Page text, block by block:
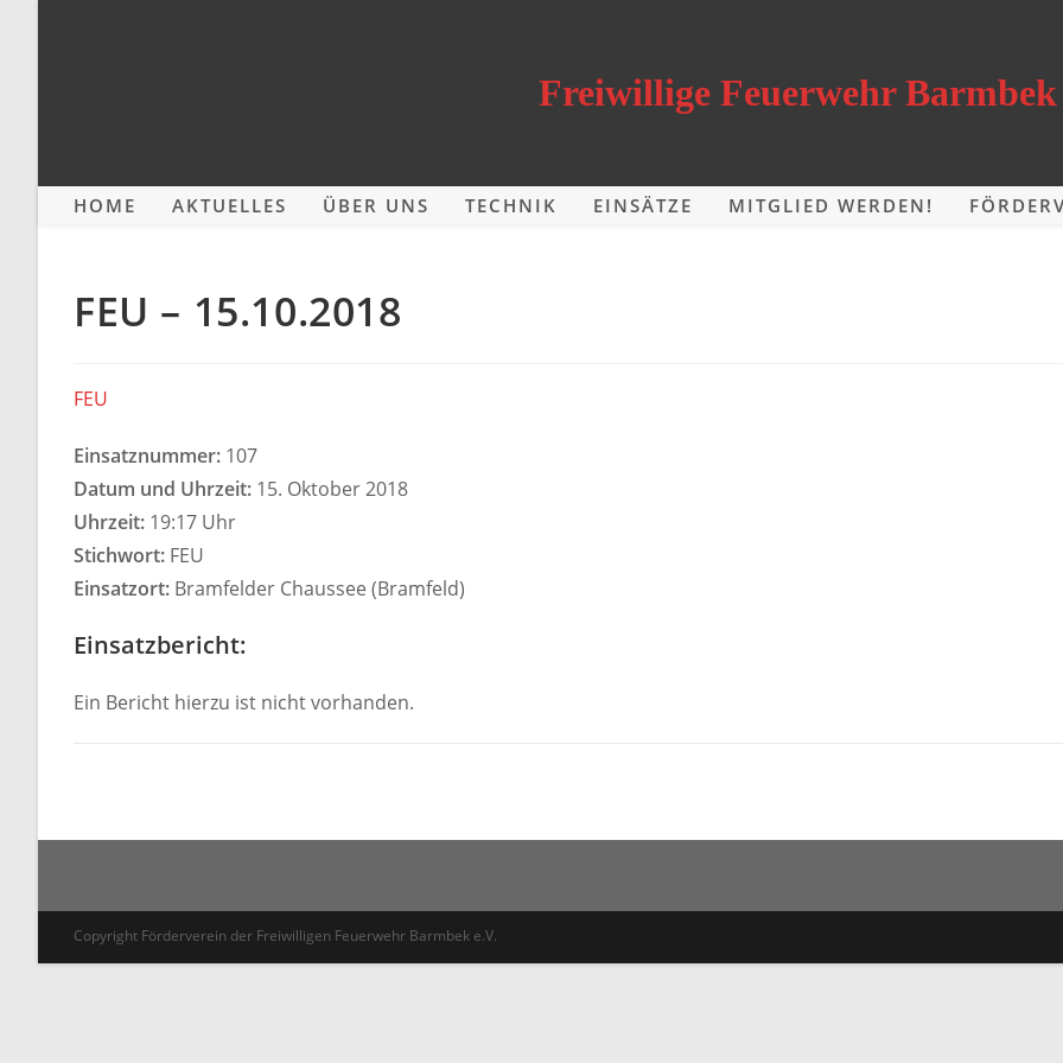
Freiwillige Feuerwehr Barmbek
HOME AKTUELLES ÜBER UNS TECHNIK EINSÄTZE MITGLIED WERDEN!
FEU – 15.10.2018
FEU
Einsatznummer: 107
Datum und Uhrzeit: 15. Oktober 2018
Uhrzeit: 19:17 Uhr
Stichwort: FEU
Einsatzort: Bramfelder Chaussee (Bramfeld)
Einsatzbericht:
Ein Bericht hierzu ist nicht vorhanden.
Copyright Förderverein der Freiwilligen Feuerwehr Barmbek e.V.